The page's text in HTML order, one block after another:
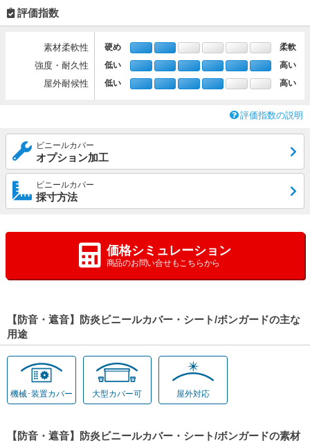
評価指数
素材柔軟性 硬め 柔軟
強度・耐久性 低い 高い
屋外耐候性 低い 高い
評価指数の説明
ビニールカバー
オプション加工
ビニールカバー
採寸方法
価格シミュレーション
商品のお問い合せもこちらから
【防音・遮音】防炎ビニールカバー・シート/ボンガードの主な
用途
機械･装置カバー 大型カバー可 屋外対応
【防音・遮音】防炎ビニールカバー・シート/ボンガードの素材